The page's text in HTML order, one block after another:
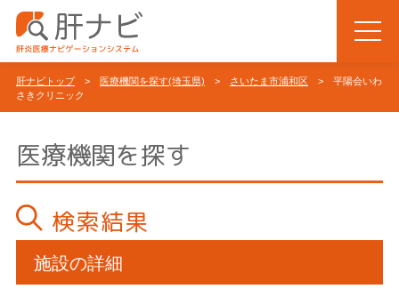
肝ナビトップ> 医療機関を探す(埼玉県) > さいたま市浦和区 > 平陽会いわ
さきクリニック
医療機関を探す
検索結果
施設の詳細